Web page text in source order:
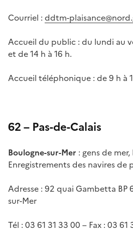
Courriel : ddtm-
Accueil du public : du lundi au
et de 14 h à 16 h.
Accueil téléphonique : de 9 h à
62 – Pas-de-Calais
Boulogne-sur-Mer : gens de
Enregistrements des navires de
Adresse : 92 quai Gambetta BP
sur-Mer
Tél : 03 61 31 33 00 – Fax : 03 61